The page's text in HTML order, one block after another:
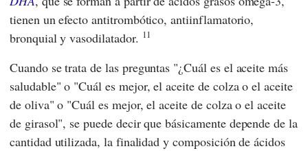
tienen un efecto antitrombótico, antiinflamatorio,
bronquial y vasodilatador. 11
Cuando se trata de las preguntas "¿Cuál es el aceite más
saludable" o "Cuál es mejor, el aceite de colza o el aceite
de oliva" o "Cuál es mejor, el aceite de colza o el aceite
de girasol", se puede decir que básicamente depende de la
cantidad utilizada, la finalidad y composición de ácidos